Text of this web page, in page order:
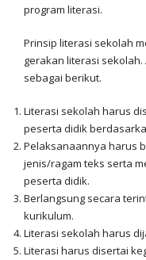
program literasi.
Prinsip literasi sekolah
gerakan literasi
sebagai berikut.
Literasi sekolah harus
peserta didik
Pelaksanaannya harus
jenis/ragam teks serta
peserta didik.
Berlangsung secara
kurikulum.
Literasi sekolah harus
Literasi harus disertai